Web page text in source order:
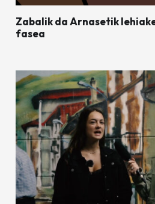
Zabalik da Arnasetik
fasea